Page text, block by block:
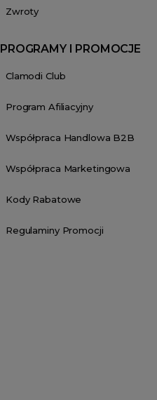
Zwroty
PROGRAMY I PROMOCJE
Clamodi Club
Program Afiliacyjny
Współpraca Handlowa B2B
Współpraca Marketingowa
Kody Rabatowe
Regulaminy Promocji